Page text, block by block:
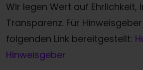
Wir legen Wert auf Ehrlichkeit,
Transparenz. Für
folgenden Link bereitgestellt:
Hinweisgeber